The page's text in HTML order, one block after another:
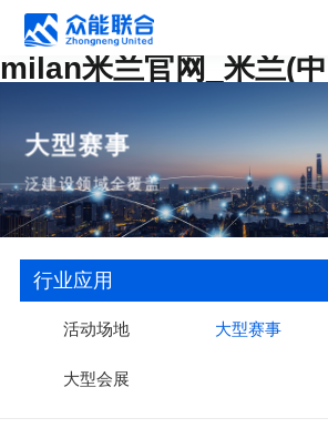
milan米兰官网_米兰(
大型赛事
泛建设领域全覆盖
行业应用
活动场地 大型赛事
大型会展